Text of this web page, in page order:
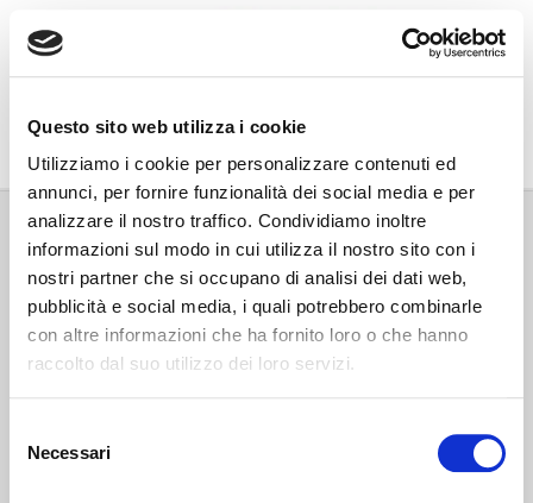
Questo sito web utilizza i cookie
Utilizziamo i cookie per personalizzare contenuti ed
annunci, per fornire funzionalità dei social media e per
analizzare il nostro traffico. Condividiamo inoltre
informazioni sul modo in cui utilizza il nostro sito con i
nostri partner che si occupano di analisi dei dati web,
pubblicità e social media, i quali potrebbero combinarle
con altre informazioni che ha fornito loro o che hanno
raccolto dal suo utilizzo dei loro servizi.
delNecessari
Associazione Go Wine
Via Vida, 6
12051 Alba (Cn)
tel. +39 0173 364631
Codice SDI: USAL8PV
PEC gowine@legalmail.it
info@gowinet.it